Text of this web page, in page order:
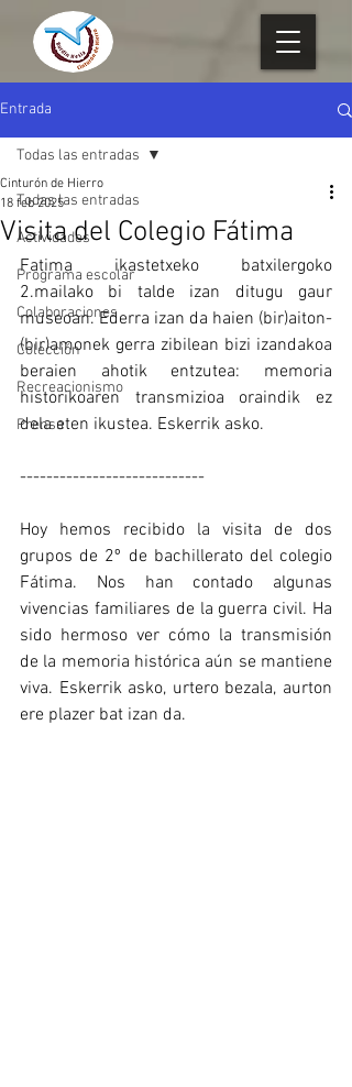
Entrada
Todas las entradas
Actividades
Programa escolar
Colaboraciones
Colección
Recreacionismo
Prensa
Todas las entradas
Visita del Colegio Fátima
Cinturón de Hierro
18 feb 2025
Fatima ikastetxeko batxilergoko
2.mailako bi talde izan ditugu gaur
museoan. Ederra izan da haien (bir)aiton-
(bir)amonek gerra zibilean bizi izandakoa
beraien ahotik entzutea: memoria
historikoaren transmizioa oraindik ez
dela eten ikustea. Eskerrik asko.
----------------------------
Hoy hemos recibido la visita de dos
grupos de 2º de bachillerato del colegio
Fátima. Nos han contado algunas
vivencias familiares de la guerra civil. Ha
sido hermoso ver cómo la transmisión
de la memoria histórica aún se mantiene
viva. Eskerrik asko, urtero bezala, aurton
ere plazer bat izan da.